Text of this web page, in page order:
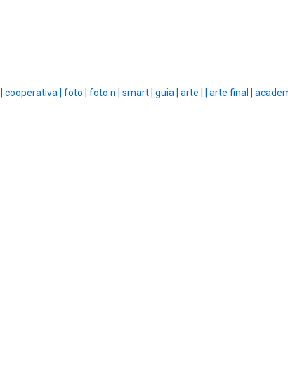
cooperativa | foto | foto n | smart | guia | arte | arte final |